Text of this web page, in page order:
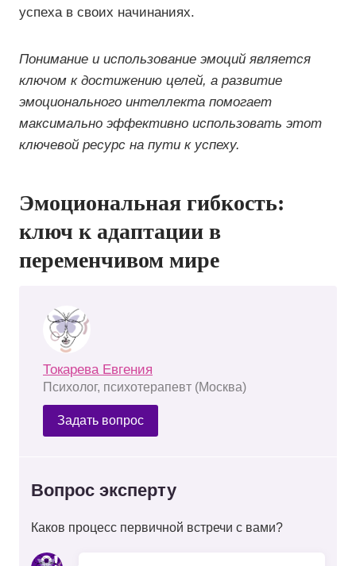
успеха в своих начинаниях.
Понимание и использование эмоций является
ключом к достижению целей, а развитие
эмоционального интеллекта помогает
максимально эффективно использовать этот
ключевой ресурс на пути к успеху.
Эмоциональная гибкость:
ключ к адаптации в
переменчивом мире
Токарева Евгения
Психолог, психотерапевт (Москва)
Задать вопрос
Вопрос эксперту
Каков процесс первичной встречи с вами?